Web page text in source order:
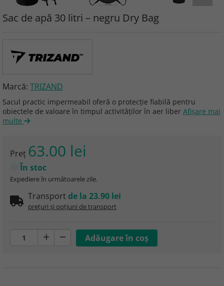
Sac de apă 30 litri – negru Dry Bag
Marcă: TRIZAND
Sacul practic impermeabil oferă o protecție fiabilă pentru
obiectele de valoare în timpul activităților în aer liber Afişare mai
multe
Preţ 63.00 lei
În stoc
Expediere în următoarele zile.
Transport de la 23.90 lei
prețuri și opțiuni de transport